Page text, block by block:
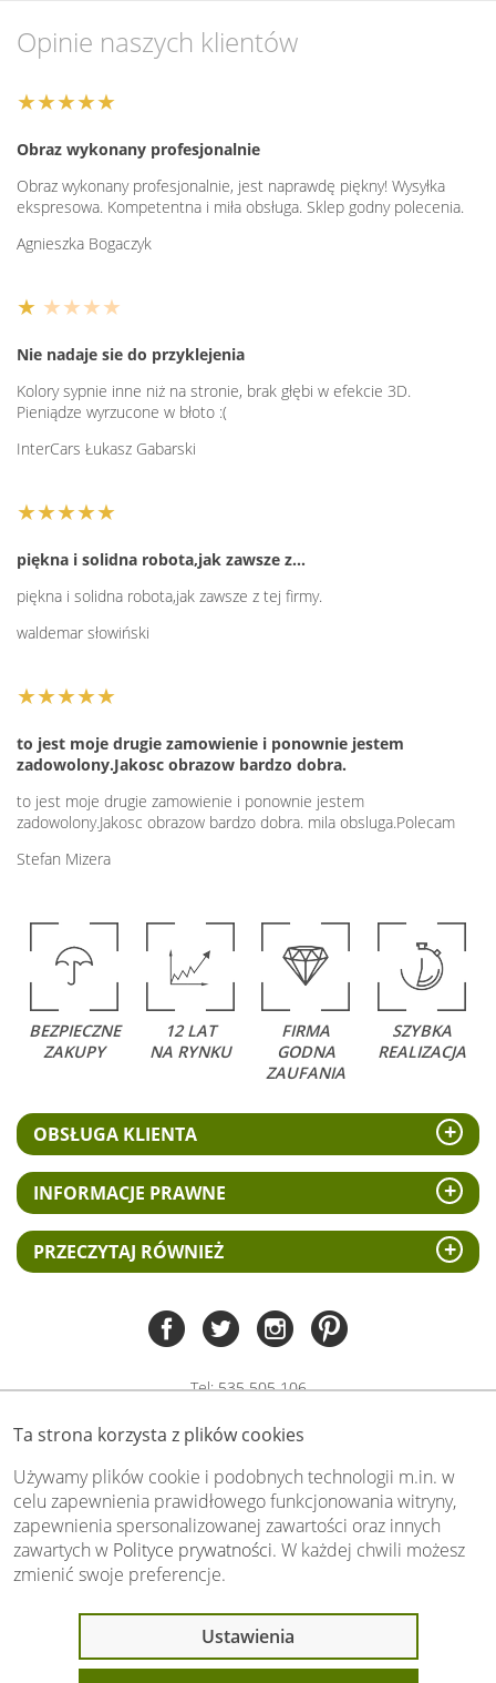
Ta strona korzysta z plików cookies
Używamy plików cookie i podobnych technologii m.in. w
celu zapewnienia prawidłowego funkcjonowania witryny,
zapewnienia spersonalizowanej zawartości oraz innych
zawartych w Polityce prywatności. W każdej chwili możesz
zmienić swoje preferencje.
Ustawienia
Opinie naszych klientów
★★★★★
Obraz wykonany profesjonalnie
Obraz wykonany profesjonalnie, jest naprawdę piękny! Wysyłka
ekspresowa. Kompetentna i miła obsługa. Sklep godny polecenia.
Agnieszka Bogaczyk
★ ★★★★
Nie nadaje sie do przyklejenia
Kolory sypnie inne niż na stronie, brak głębi w efekcie 3D.
Pieniądze wyrzucone w błoto :(
InterCars Łukasz Gabarski
★★★★★
piękna i solidna robota,jak zawsze z…
piękna i solidna robota,jak zawsze z tej firmy.
waldemar słowiński
★★★★★
to jest moje drugie zamowienie i ponownie jestem
zadowolony.Jakosc obrazow bardzo dobra.
to jest moje drugie zamowienie i ponownie jestem
zadowolony.Jakosc obrazow bardzo dobra. mila obsluga.Polecam
Stefan Mizera
BEZPIECZNE
ZAKUPY
12 LAT
NA RYNKU
FIRMA
GODNA
ZAUFANIA
SZYBKA
REALIZACJA
OBSŁUGA KLIENTA
INFORMACJE PRAWNE
PRZECZYTAJ RÓWNIEŻ
Tel:535 505 106
biuro@swiat-obrazow.pl
Copyright by swiat-obrazow.pl 2026,
Wszelkie prawa zastrzeżone
Stronę oceniło już13709osób.
Otrzymaliśmy4.89pkt. na 5możliwych.
Oceń nas również Ty: